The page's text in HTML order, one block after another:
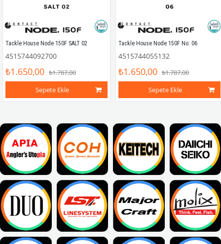
Tackle House Node 150F SALT 02
4515744092700
₺1.650,00 ₺1.787,00
Sepete Ekle
Tackle House Node 150F No: 06
4515744055132
₺1.650,00 ₺1.787,00
Sepete Ekle